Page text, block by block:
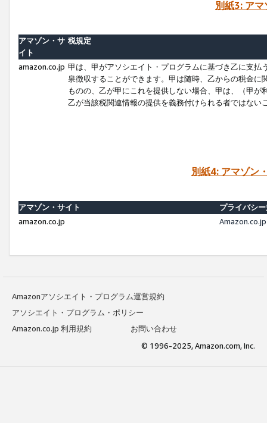
別紙3: ア
アマゾン・サ
イト
税規定
amazon.co.jp 甲は、甲がアソシエイト・プログラムに基づき乙に支
泉徴収することができます。甲は随時、乙からの税金
ものの、乙が甲にこれを提供しない場合、甲は、（甲
乙が当該税関連情報の提供を義務付けられる者ではな
別紙4: アマゾン
アマゾン・サイト
プライバシ
amazon.co.jp
Amazonアソシエイト・プログラム運営規約
アソシエイト・プログラム・ポリシー
Amazon.co.jp 利用規約
お問い合わせ
© 1996-2025, Amazon.com, Inc.